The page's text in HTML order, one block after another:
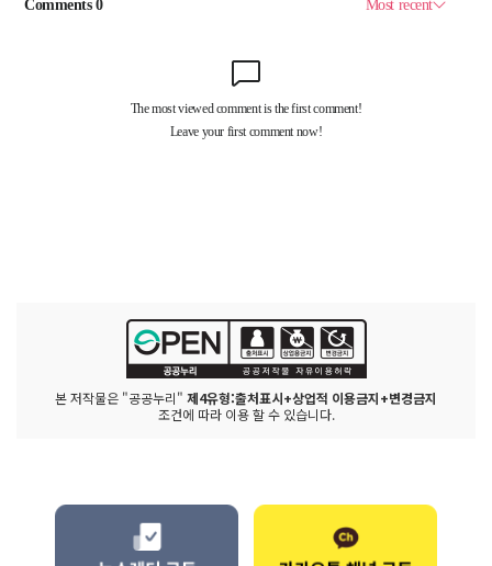
본 저작물은 "공공누리" 제4유형:출처표시+상업적 이용금지+변경금지
조건에 따라 이용 할 수 있습니다.